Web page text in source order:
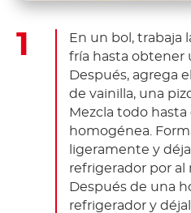
En un bol, trabaja
fría hasta obtener
Después, agrega
de vainilla, una
Mezcla todo
homogénea.
ligeramente y
refrigerador por al
Después de una
refrigerador y